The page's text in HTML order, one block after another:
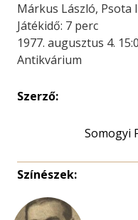
Márkus László, Psota
Játékidő: 7 perc
1977. augusztus 4.
Antikvárium
Szerző:
Somogyi
Színészek: